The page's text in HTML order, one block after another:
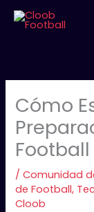
Cómo
Football
/Comunidad
de Football,
Cloob